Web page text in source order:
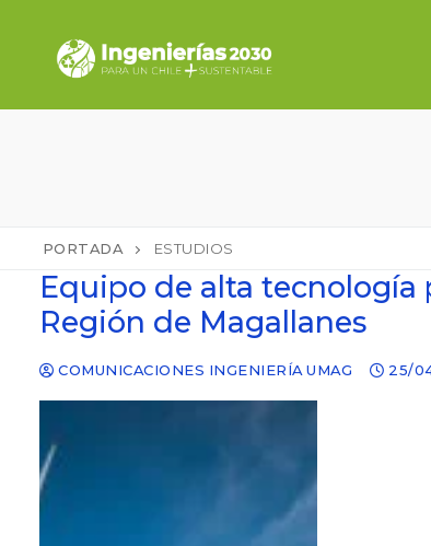
contenido
PORTADA ESTUDIOS
Equipo de alta
Región de Magallanes
COMUNICACIONES INGENIERÍA UMAG 25/